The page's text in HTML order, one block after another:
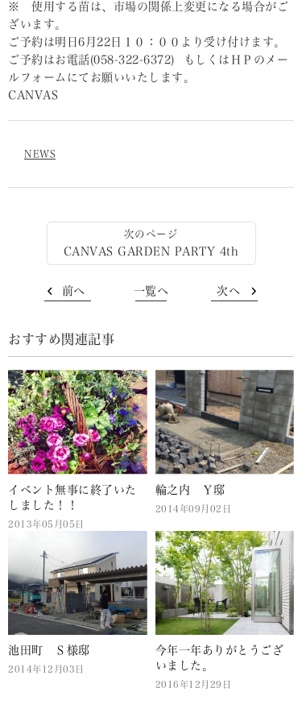
※ 使用する苗は、市場の関係上変更になる場合がご
ざいます。
ご予約は明日6月22日１０：００より受け付けます。
ご予約はお電話(058-322-6372) もしくはＨＰのメー
ルフォームにてお願いいたします。
CANVAS
NEWS
CANVAS GARDEN PARTY 4th
前へ 一覧へ 次へ
おすすめ関連記事
イベント無事に終了いた
しました！！
2013年05月05日
輪之内 Ｙ邸
2014年09月02日
池田町 Ｓ様邸
2014年12月03日
今年一年ありがとうござ
いました。
2016年12月29日